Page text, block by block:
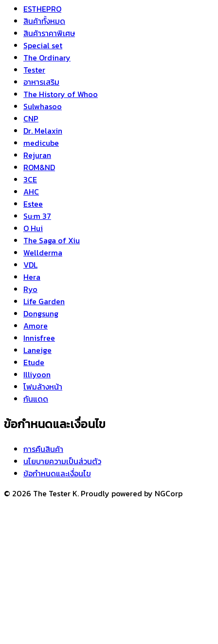
ESTHEPRO
สินค้าทั้งหมด
สินค้าราคาพิเศษ
Special set
The Ordinary
Tester
อาหารเสริม
The History of Whoo
Sulwhasoo
CNP
Dr. Melaxin
medicube
Rejuran
ROM&ND
3CE
AHC
Estee
Su:m 37
O Hui
The Saga of Xiu
Wellderma
VDL
Hera
Ryo
Life Garden
Dongsung
Amore
Innisfree
Laneige
Etude
Illiyoon
โฟมล้างหน้า
กันแดด
ข้อกำหนดและเงื่อนไข
การคืนสินค้า
นโยบายความเป็นส่วนตัว
ข้อกำหนดและเงื่อนไข
© 2026 The Tester K. Proudly powered by NGCorp